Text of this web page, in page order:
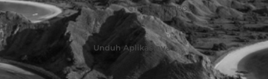
Pulsa dan PPOB
Unduh Aplikasinya :